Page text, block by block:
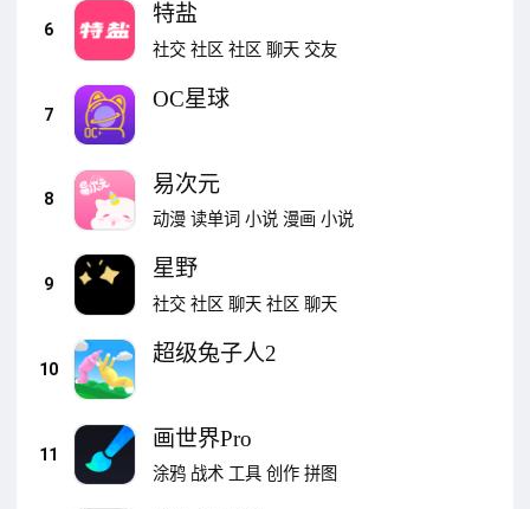
6
特盐
社交 社区 社区 聊天 交友
7
OC星球
8
易次元
动漫 读单词 小说 漫画 小说
9
星野
社交 社区 聊天 社区 聊天
10
超级兔子人2
11
画世界Pro
涂鸦 战术 工具 创作 拼图